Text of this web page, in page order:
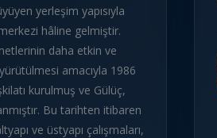
yerleşim yapısıyla
hâline gelmiştir.
daha etkin ve
amacıyla 1986
kurulmuş ve Gülüç,
Bu tarihten itibaren
ve üstyapı çalışmaları,